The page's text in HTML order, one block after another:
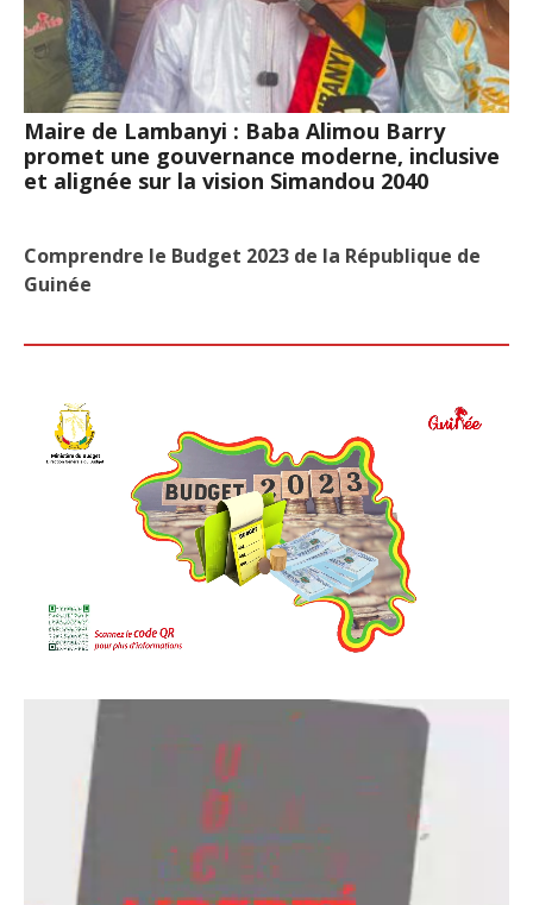
Maire de Lambanyi : Baba Alimou Barry
promet une gouvernance moderne, inclusive
et alignée sur la vision Simandou 2040
Comprendre le Budget 2023 de la République de
Guinée